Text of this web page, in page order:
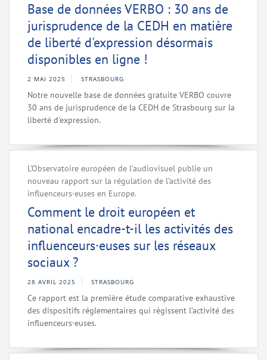
Base de données VERBO : 30 ans de
jurisprudence de la CEDH en matière
de liberté d'expression désormais
disponibles en ligne !
2 MAI 2025 STRASBOURG
Notre nouvelle base de données gratuite VERBO couvre
30 ans de jurisprudence de la CEDH de Strasbourg sur la
liberté d'expression.
L’Observatoire européen de l’audiovisuel publie un
nouveau rapport sur la régulation de l’activité des
influenceurs·euses en Europe.
Comment le droit européen et
national encadre-t-il les activités des
influenceurs·euses sur les réseaux
sociaux ?
28 AVRIL 2025 STRASBOURG
Ce rapport est la première étude comparative exhaustive
des dispositifs réglementaires qui régissent l’activité des
influenceurs·euses.